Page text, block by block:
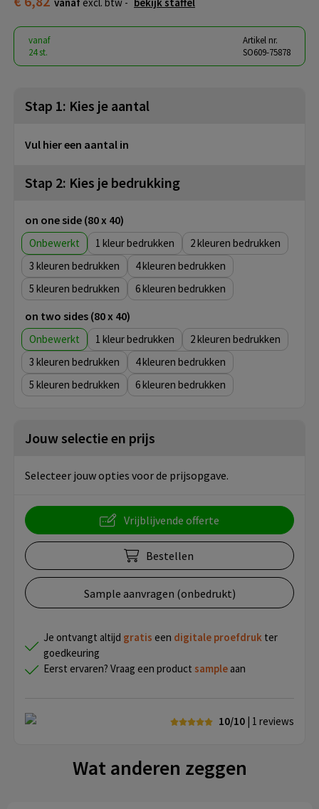
vanaf
24 st.
Artikel nr.
SO609-75878
Stap 1: Kies je aantal
Vul hier een aantal in
Stap 2: Kies je bedrukking
on one side (80 x 40)
Onbewerkt 1
2
3
4
5
6
on two sides (80 x 40)
Onbewerkt 1
2
3
4
5
6
Jouw selectie en prijs
Selecteer jouw opties voor de prijsopgave.
Vrijblijvende offerte
Bestellen
Sample aanvragen (onbedrukt)
Je ontvangt altijd gratis een digitale proefdruk ter
goedkeuring
Eerst ervaren? Vraag een product sample aan
10/10 | 1 reviews
Wat anderen zeggen